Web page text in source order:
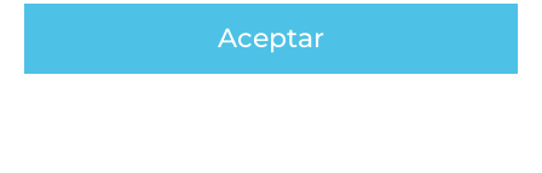
Código stroke en Neurología
Aceptar